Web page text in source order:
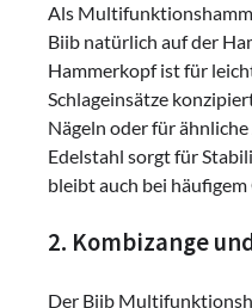
Als
Biib natürlich auf der
Hammerkopf ist für
Schlageinsätze
Nägeln oder für
Edelstahl sorgt für
bleibt auch bei
2. Kombizange
Der Biib